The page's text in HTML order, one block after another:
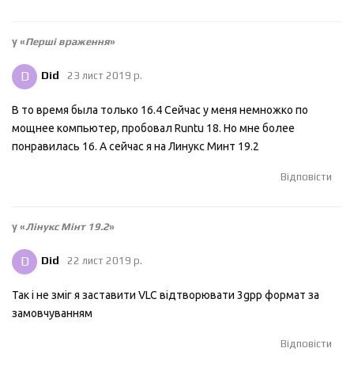
у «Перші враження»
D Did 23 лист 2019 р.
В то время была только 16.4 Сейчас у меня немножко по
мощнее компьютер, пробовал Runtu 18. Но мне более
понравилась 16. А сейчас я на Линукс Минт 19.2
Відповісти
у «Лінукс Мінт 19.2»
D Did 22 лист 2019 р.
Так і не зміг я заставити VLC відтворювати 3gpp формат за
замовчуванням
Відповісти